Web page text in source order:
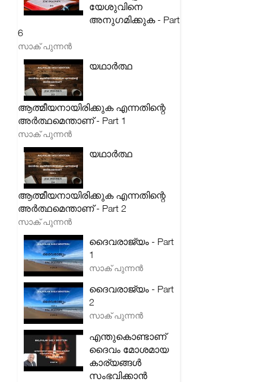
യേശുവിനെ
അനുഗമിക്കുക - Part
6
സാക് പുന്നൻ
യഥാർത്ഥ
ആത്മീയനായിരിക്കുക എന്നതിന്റെ
അർത്ഥമെന്താണ് - Part 1
സാക് പുന്നൻ
യഥാർത്ഥ
ആത്മീയനായിരിക്കുക എന്നതിന്റെ
അർത്ഥമെന്താണ് - Part 2
സാക് പുന്നൻ
ദൈവരാജ്യം - Part
1
സാക് പുന്നൻ
ദൈവരാജ്യം - Part
2
സാക് പുന്നൻ
എന്തുകൊണ്ടാണ്
ദൈവം മോശമായ
കാര്യങ്ങൾ
സംഭവിക്കാൻ